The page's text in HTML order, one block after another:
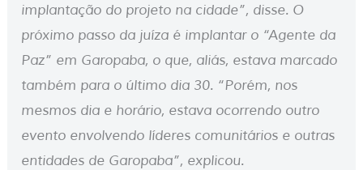
implantação do projeto na cidade”, disse. O
próximo passo da juíza é implantar o “Agente da
Paz” em Garopaba, o que, aliás, estava marcado
também para o último dia 30. “Porém, nos
mesmos dia e horário, estava ocorrendo outro
evento envolvendo líderes comunitários e outras
entidades de Garopaba”, explicou.